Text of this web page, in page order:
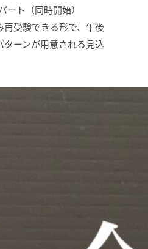
ート（同時開始）
再受験できる形で、午後
ーンが用意される見込